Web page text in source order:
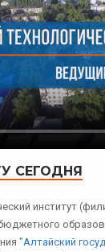
СЕГОДНЯ
институт
"Алтайский